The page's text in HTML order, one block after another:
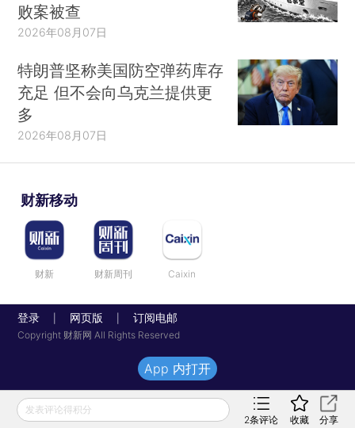
败案被查
2026年08月07日
特朗普坚称美国防空弹药库存
充足 但不会向乌克兰提供更
多
2026年08月07日
财新移动
财新 财新周刊 Caixin
登录 网页版 订阅电邮
Copyright 财新网 All Rights Reserved
发表评论得积分
2条评论 收藏 分享
App 内打开